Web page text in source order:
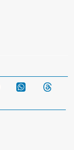
Telegram WhatsApp